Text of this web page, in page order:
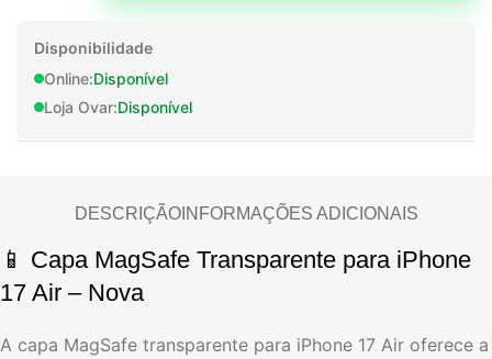
Disponibilidade
Online:Disponível
Loja Ovar:Disponível
DESCRIÇÃOINFORMAÇÕES ADICIONAIS
📱 Capa MagSafe Transparente para iPhone
17 Air – Nova
A capa MagSafe transparente para iPhone 17 Air oferece a